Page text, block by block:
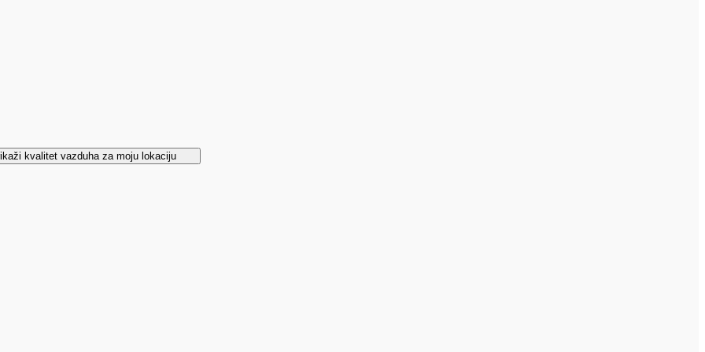
kvalitet vazduha za moju lokaciju